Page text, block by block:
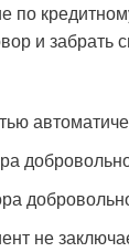
и забрать
не